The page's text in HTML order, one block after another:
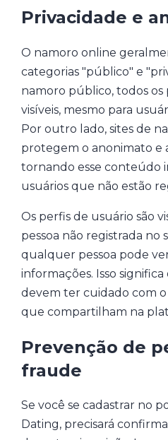
Privacidade e
O namoro online
categorias "público" e
namoro público, todos os
visíveis, mesmo para
Por outro lado, sites de
protegem o anonimato e
tornando esse conteúdo
usuários que não estão
Os perfis de usuário são
pessoa não registrada no
qualquer pessoa pode
informações. Isso
devem ter cuidado com
que compartilham na
Prevenção de
fraude
Se você se cadastrar no
Dating, precisará